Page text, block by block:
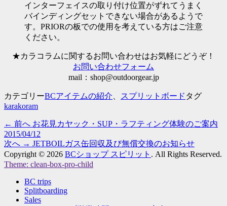
インターフェイスの取り付け位置がずれてうまく
バインディングセットできない場合があるようで
す。PRIORの板での使用を考えている方はご注意
ください。
★カラコラムに関するお問い合わせはお気軽にどうぞ！
お問い合わせフォーム
mail：shop@outdoorgear.jp
カテゴリーBCアイテムの紹介 スプリットボード タグ
karakoram
投
稿
ナ
ビ
← 前へ 過
去
の
投
稿:
お花見カヤック・SUP・ラフティング体験のご案内
2015/04/12
次へ → 次
の
投
JETBOILガス缶回収及び無償交換のお知らせ
Copyright © 2026 BCショップ スピリット . All Rights Reserved.
Theme: clean-box-pro-child
BC trips
Splitboarding
Sales